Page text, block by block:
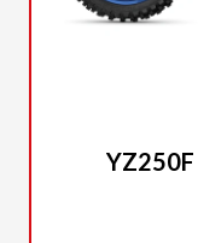
YZ250F